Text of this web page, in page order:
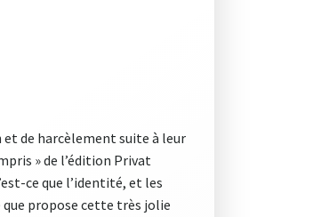
et de harcèlement suite à leur
» de l’édition Privat
ce que l’identité, et les
que propose cette très jolie